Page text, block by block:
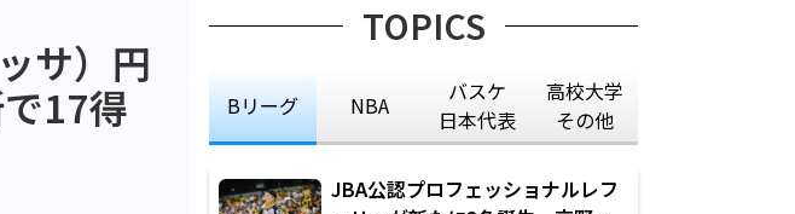
サ）円
17得
TOPICS
Bリーグ NBA
バスケ
日本代表
高校大学
その他
JBA公認プロフェッショナルレフ